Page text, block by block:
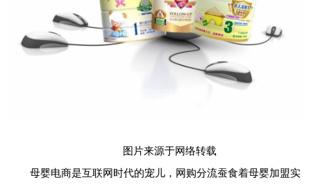
图片来源于网络转载
母婴电商是互联网时代的宠儿，网购分流蚕食着母婴加盟实